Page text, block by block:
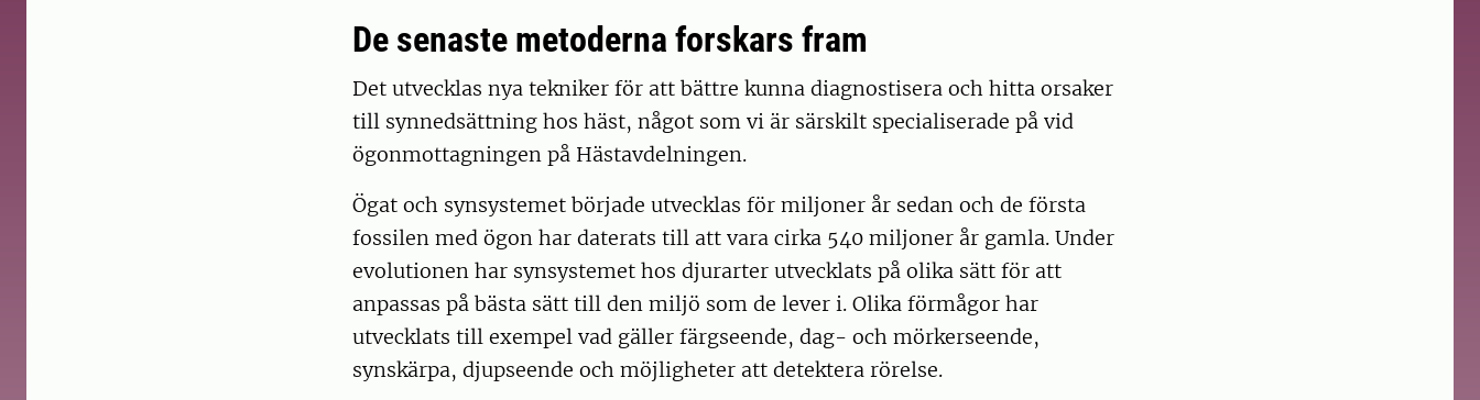
De senaste metoderna forskars fram
Det utvecklas nya tekniker för att bättre kunna diagnostisera och hitta orsaker
till synnedsättning hos häst, något som vi är särskilt specialiserade på vid
ögonmottagningen på Hästavdelningen.
Ögat och synsystemet började utvecklas för miljoner år sedan och de första
fossilen med ögon har daterats till att vara cirka 540 miljoner år gamla. Under
evolutionen har synsystemet hos djurarter utvecklats på olika sätt för att
anpassas på bästa sätt till den miljö som de lever i. Olika förmågor har
utvecklats till exempel vad gäller färgseende, dag- och mörkerseende,
synskärpa, djupseende och möjligheter att detektera rörelse.